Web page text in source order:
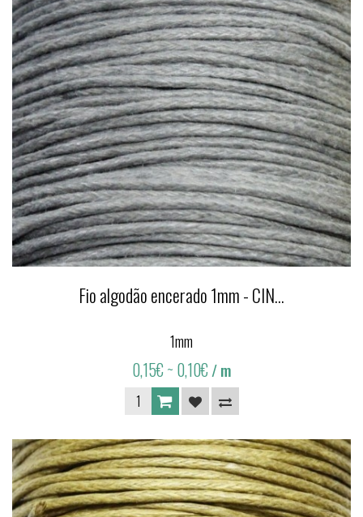
Fio algodão encerado 1mm - CIN...
1mm
0,15€~ 0,10€/ m